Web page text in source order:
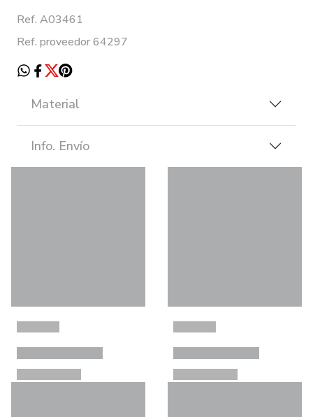
Ref. A03461
Ref. proveedor 64297
Material
Info. Envío